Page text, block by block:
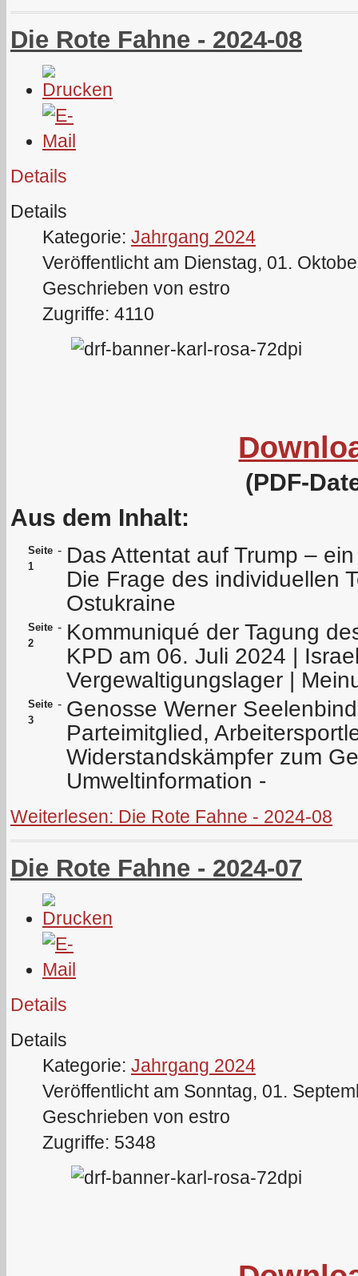
Die Rote Fahne - 2024-08
Details
Details
Kategorie: Jahrgang 2024
Veröffentlicht am Dienstag, 01.
Geschrieben von estro
Zugriffe: 4110
(PDF-
Aus dem Inhalt:
Seite
1
- Das Attentat auf Trump –
Die Frage des individuellen
Ostukraine
Seite
2
- Kommuniqué der Tagung
KPD am 06. Juli 2024 |
Vergewaltigungslager |
Seite
3
- Genosse Werner
Parteimitglied,
Widerstandskämpfer zum
Umweltinformation -
Weiterlesen: Die Rote Fahne - 2024-08
Die Rote Fahne - 2024-07
Details
Details
Kategorie: Jahrgang 2024
Veröffentlicht am Sonntag, 01.
Geschrieben von estro
Zugriffe: 5348